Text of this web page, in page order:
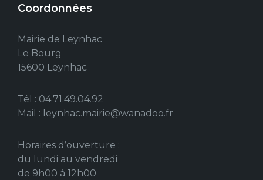
Coordonnées
Mairie de Leynhac
Le Bourg
15600 Leynhac
Tél : 04.71.49.04.92
Mail : leynhac.mairie@wanadoo.fr
Horaires d’ouverture :
du lundi au vendredi
de 9h00 à 12h00